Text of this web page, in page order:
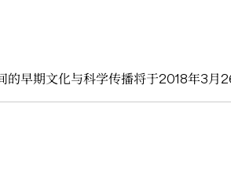
早期文化与科学传播将于2018年3月